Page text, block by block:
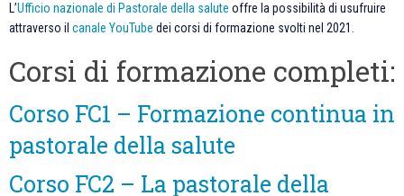
L’Ufficio nazionale di Pastorale della salute offre la possibilità di usufruire
attraverso il canale YouTube dei corsi di formazione svolti nel 2021.
Corsi di formazione completi:
Corso FC1 – Formazione continua in
pastorale della salute
Corso FC2 – La pastorale della